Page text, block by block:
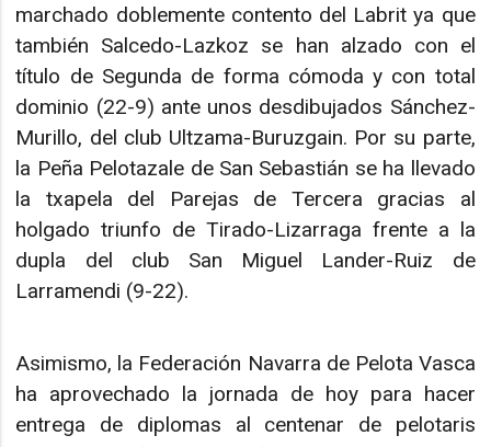
marchado doblemente contento del Labrit ya que
también Salcedo-Lazkoz se han alzado con el
título de Segunda de forma cómoda y con total
dominio (22-9) ante unos desdibujados Sánchez-
Murillo, del club Ultzama-Buruzgain. Por su parte,
la Peña Pelotazale de San Sebastián se ha llevado
la txapela del Parejas de Tercera gracias al
holgado triunfo de Tirado-Lizarraga frente a la
dupla del club San Miguel Lander-Ruiz de
Larramendi (9-22).
Asimismo, la Federación Navarra de Pelota Vasca
ha aprovechado la jornada de hoy para hacer
entrega de diplomas al centenar de pelotaris